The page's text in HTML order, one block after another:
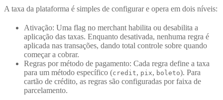
A taxa da plataforma é simples de configurar e opera em dois níveis:
Ativação: Uma flag no merchant habilita ou desabilita a
aplicação das taxas. Enquanto desativada, nenhuma regra é
aplicada nas transações, dando total controle sobre quando
começar a cobrar.
Regras por método de pagamento: Cada regra define a taxa
para um método específico (credit, pix, boleto). Para
cartão de crédito, as regras são configuradas por faixa de
parcelamento.